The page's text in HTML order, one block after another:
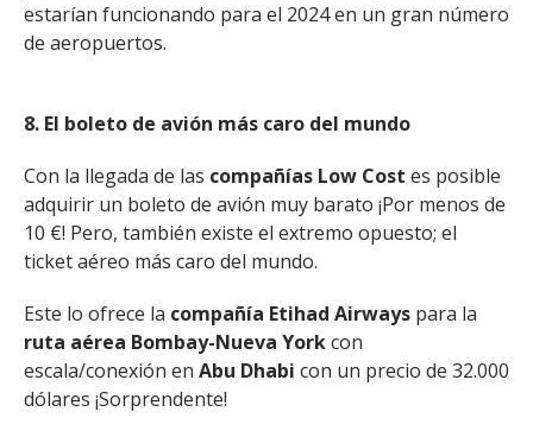
estarían funcionando para el 2024 en un gran número
de aeropuertos.
8. El boleto de avión más caro del mundo
Con la llegada de las compañías Low Cost es posible
adquirir un boleto de avión muy barato ¡Por menos de
10 €! Pero, también existe el extremo opuesto; el
ticket aéreo más caro del mundo.
Este lo ofrece la compañía Etihad Airways para la
ruta aérea Bombay-Nueva Yorkcon
escala/conexión en Abu Dhabi con un precio de 32.000
dólares ¡Sorprendente!